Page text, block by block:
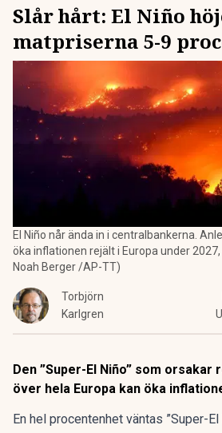
Slår hårt: El Niño
matpriserna 5-9
El Niño når ända in i centralbankerna.
öka inflationen rejält i Europa under
Noah Berger /AP-TT)
Torbjörn
Karlgren
Den ”Super-El Niño” som
över hela Europa kan öka
En hel procentenhet väntas ”Super-El